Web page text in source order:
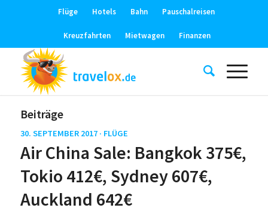
Flüge Hotels Bahn Pauschalreisen
Kreuzfahrten Mietwagen Finanzen
Beiträge
30. SEPTEMBER 2017 · FLÜGE
Air China Sale: Bangkok 375€,
Tokio 412€, Sydney 607€,
Auckland 642€